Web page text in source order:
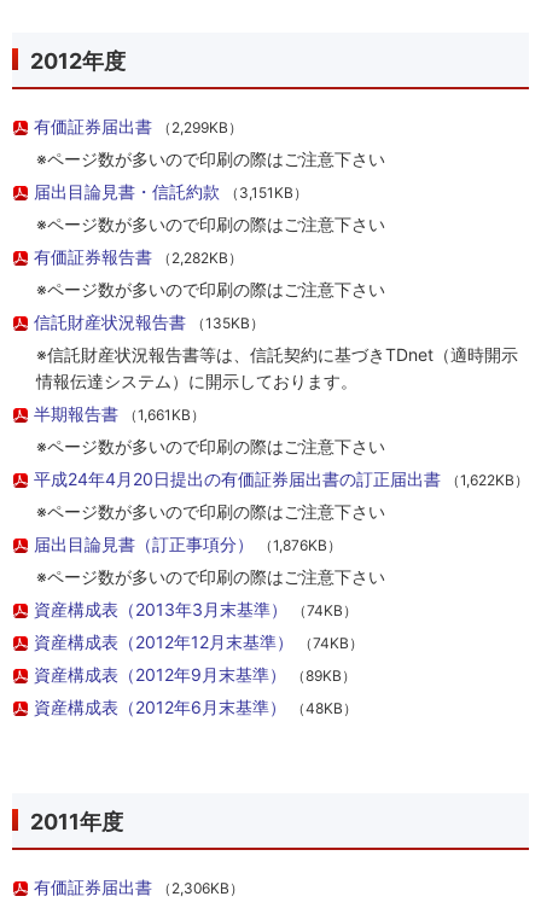
2012年度
有価証券届出書 （2,299KB）
※ページ数が多いので印刷の際はご注意下さい
届出目論見書・信託約款
（3,151KB）
※ページ数が多いので印刷の際はご注意下さい
有価証券報告書
（2,282KB）
※ページ数が多いので印刷の際はご注意下さい
信託財産状況報告書
（135KB）
※信託財産状況報告書等は、信託契約に基づきTDnet（適時開示
情報伝達システム）に開示しております。
半期報告書
（1,661KB）
※ページ数が多いので印刷の際はご注意下さい
平成24年4月20日提出の有価証券届出書の訂正届出書
（1,622KB）
※ページ数が多いので印刷の際はご注意下さい
届出目論見書（訂正事項分）
（1,876KB）
※ページ数が多いので印刷の際はご注意下さい
資産構成表（2013年3月末基準）
（74KB）
資産構成表（2012年12月末基準） （74KB）
資産構成表（2012年9月末基準） （89KB）
資産構成表（2012年6月末基準） （48KB）
2011年度
有価証券届出書 （2,306KB）